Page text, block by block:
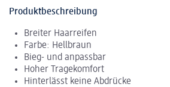
Produktbeschreibung
Breiter Haarreifen
Farbe: Hellbraun
Bieg- und anpassbar
Hoher Tragekomfort
Hinterlässt keine Abdrücke